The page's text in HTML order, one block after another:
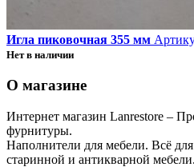
Игла пиковочная 355 мм
Нет в наличии
О магазине
Интернет магазин Lanrestore –
фурнитуры.
Наполнители для мебели. Всё
старинной и антикварной мебели.